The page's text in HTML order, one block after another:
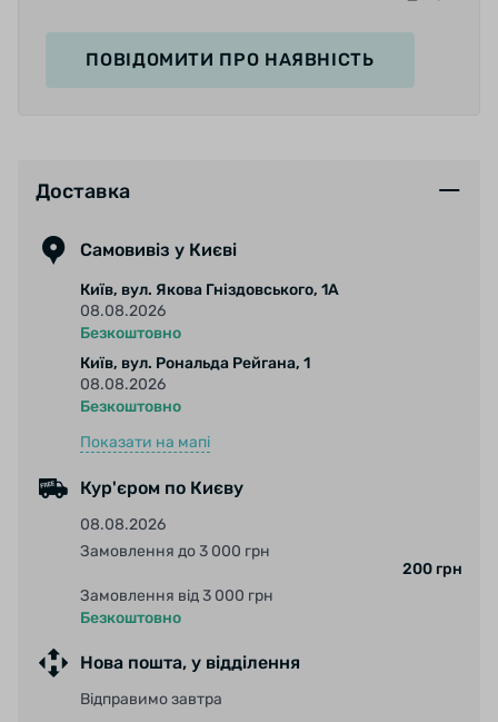
Пол: жіночі;
Варіант виконання: короткі пальці;
Матеріал долоні: 60% нейлон, 40% поліуретан;
Матеріал верх: 80% поліамід, 20% еластан;
ПОВІДОМИТИ ПРО НАЯВНІСТЬ
Доставка
Самовивіз у Києві
Київ, вул. Якова Гніздовського, 1А
08.08.2026
Безкоштовно
Київ, вул. Рональда Рейгана, 1
08.08.2026
Безкоштовно
Показати на мапі
Кур'єром по Києву
08.08.2026
Замовлення до 3 000 грн
200 грн
Замовлення від 3 000 грн
Безкоштовно
Нова пошта, у відділення
Відправимо завтра